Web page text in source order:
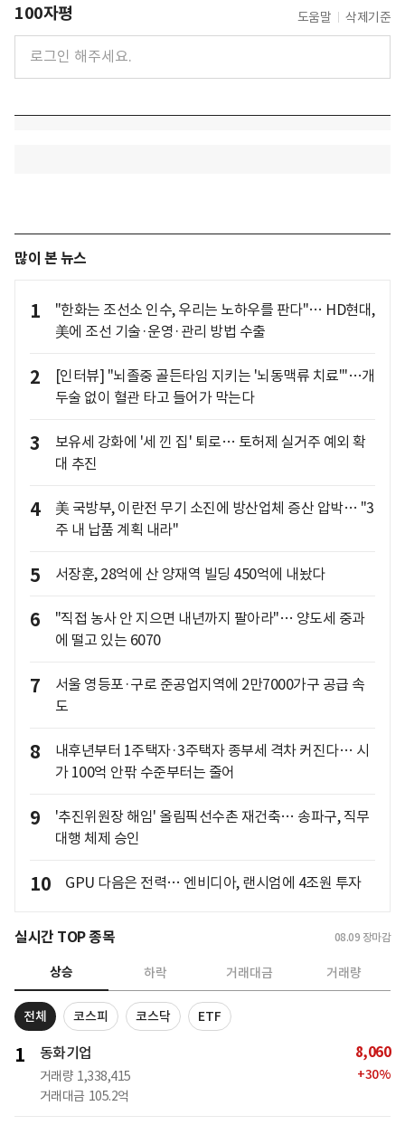
100자평 도움말 삭제기준
많이 본 뉴스
1
"한화는 조선소 인수, 우리는 노하우를 판다"… HD현대,
美에 조선 기술·운영·관리 방법 수출
2
[인터뷰] "뇌졸중 골든타임 지키는 '뇌동맥류 치료'"…개
두술 없이 혈관 타고 들어가 막는다
3
보유세 강화에 '세 낀 집' 퇴로… 토허제 실거주 예외 확
대 추진
4
美 국방부, 이란전 무기 소진에 방산업체 증산 압박… "3
주 내 납품 계획 내라"
5 서장훈, 28억에 산 양재역 빌딩 450억에 내놨다
6
"직접 농사 안 지으면 내년까지 팔아라"… 양도세 중과
에 떨고 있는 6070
7
서울 영등포·구로 준공업지역에 2만7000가구 공급 속
도
8
내후년부터 1주택자·3주택자 종부세 격차 커진다… 시
가 100억 안팎 수준부터는 줄어
9
'추진위원장 해임' 올림픽선수촌 재건축… 송파구, 직무
대행 체제 승인
10 GPU 다음은 전력… 엔비디아, 랜시엄에 4조원 투자
실시간 TOP 종목 08.09 장마감
상승 하락 거래대금 거래량
전체 코스피 코스닥 ETF
1 동화기업
거래량 1,338,415
거래대금 105.2억
8,060
+30%